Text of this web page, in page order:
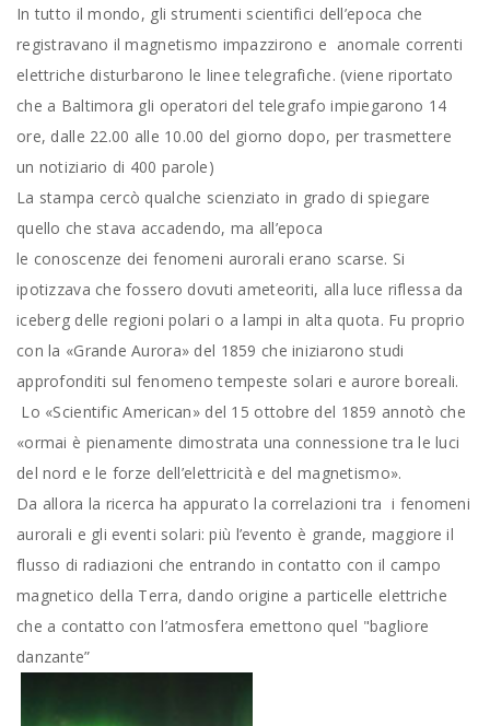
In tutto il mondo, gli strumenti scientifici dell’epoca che
registravano il magnetismo impazzirono e anomale correnti
elettriche disturbarono le linee telegrafiche. (viene riportato
che a Baltimora gli operatori del telegrafo impiegarono 14
ore, dalle 22.00 alle 10.00 del giorno dopo, per trasmettere
un notiziario di 400 parole)
La stampa cercò qualche scienziato in grado di spiegare
quello che stava accadendo, ma all’epoca
le conoscenze dei fenomeni aurorali erano scarse. Si
ipotizzava che fossero dovuti ameteoriti, alla luce riflessa da
iceberg delle regioni polari o a lampi in alta quota. Fu proprio
con la «Grande Aurora» del 1859 che iniziarono studi
approfonditi sul fenomeno tempeste solari e aurore boreali.
Lo «Scientific American» del 15 ottobre del 1859 annotò che
«ormai è pienamente dimostrata una connessione tra le luci
del nord e le forze dell’elettricità e del magnetismo».
Da allora la ricerca ha appurato la correlazioni tra i fenomeni
aurorali e gli eventi solari: più l’evento è grande, maggiore il
flusso di radiazioni che entrando in contatto con il campo
magnetico della Terra, dando origine a particelle elettriche
che a contatto con l’atmosfera emettono quel "bagliore
danzante”